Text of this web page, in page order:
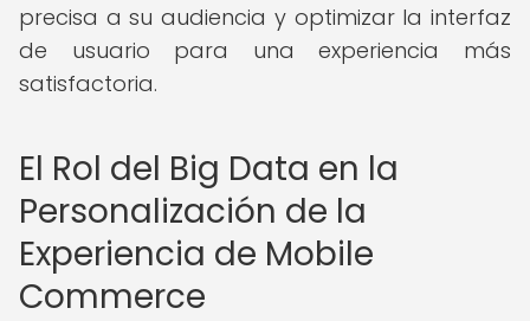
precisa a su audiencia y optimizar la interfaz
de usuario para una experiencia más
satisfactoria.
El Rol del Big Data en la
Personalización de la
Experiencia de Mobile
Commerce